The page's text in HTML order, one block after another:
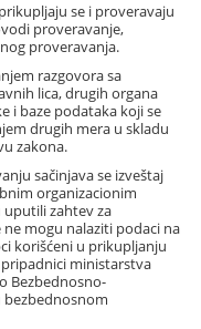
se i proveravaju
proveravanje,
proveravanja.
razgovora sa
lica, drugih organa
i baze podataka koji se
drugih mera u skladu
zakona.
sačinjava se izveštaj
organizacionim
uputili zahtev za
mogu nalaziti podaci na
korišćeni u prikupljanju
ministarstva
Bezbednosno-
bezbednosnom